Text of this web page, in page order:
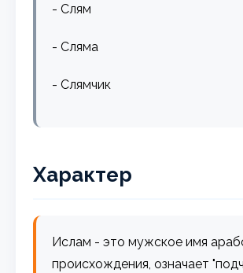
- Слям
- Сляма
- Слямчик
Характер
Ислам - это мужское имя
происхождения, означает